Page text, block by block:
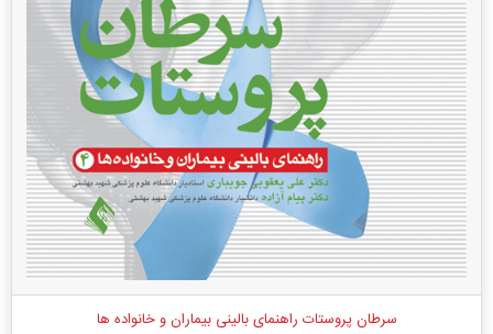
سرطان پروستات راهنمای بالینی بیماران و خانواده ها